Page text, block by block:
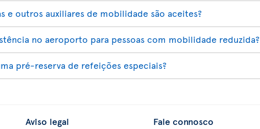
e outros auxiliares de mobilidade são aceites?
no aeroporto para pessoas com mobilidade reduzida?
pré-reserva de refeições especiais?
Aviso legal Fale connosco